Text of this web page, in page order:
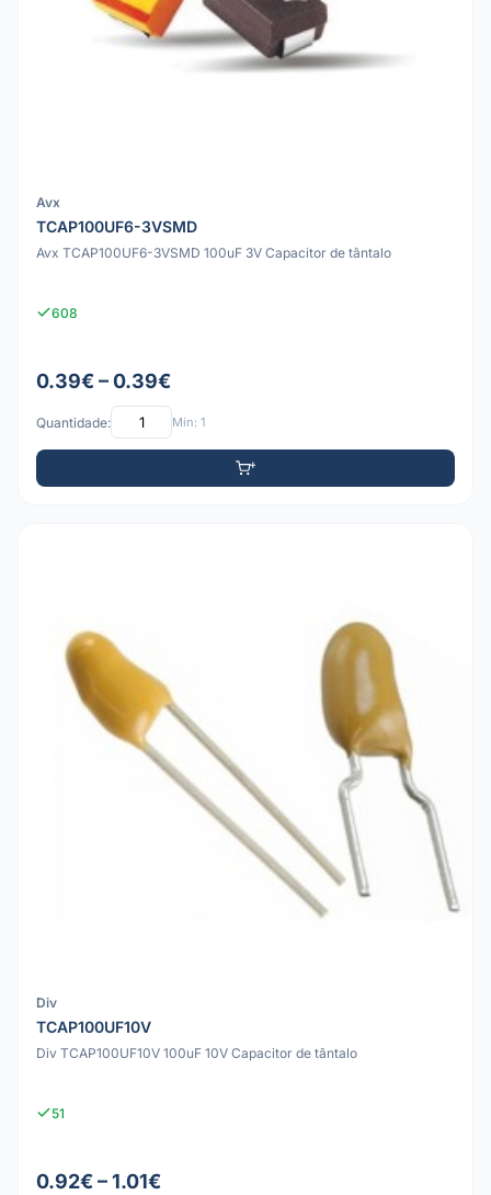
Avx
TCAP100UF6-3VSMD
Avx TCAP100UF6-3VSMD 100uF 3V Capacitor de tântalo
608
0.39€ – 0.39€
Quantidade: Mín: 1
Div
TCAP100UF10V
Div TCAP100UF10V 100uF 10V Capacitor de tântalo
51
0.92€ – 1.01€